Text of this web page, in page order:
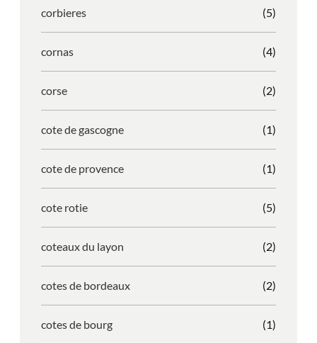
corbieres (5)
cornas (4)
corse (2)
cote de gascogne (1)
cote de provence (1)
cote rotie (5)
coteaux du layon (2)
cotes de bordeaux (2)
cotes de bourg (1)